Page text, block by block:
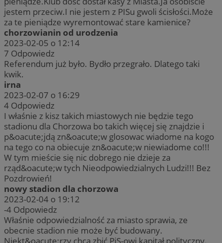
jestem przeciw.I nie jestem z PISu gwoli ścisłości.Może
za te pieniądze wyremontować stare kamienice?
chorzowianin od urodzenia
2023-02-05 o 12:14
7 Odpowiedz
Referendum już było. Bydło przegrało. Dlatego taki
kwik.
irna
2023-02-07 o 16:29
4 Odpowiedz
I właśnie z kisz takich miastowych nie będzie tego
stadionu dla Chorzowa bo takich więcej się znajdzie i
p&oacute;jdą zn&oacute;w glosowac wiadome na kogo
na tego co na obiecuje zn&oacute;w niewiadome co!!!
W tym mieście się nic dobrego nie dzieje za
rząd&oacute;w tych Nieodpowiedzialnych Ludzi!!! Bez
Pozdrowień!
nowy stadion dla chorzowa
2023-02-04 o 19:12
-4 Odpowiedz
Właśnie odpowiedzialność za miasto sprawia, ze
obecnie stadion nie może być budowany.